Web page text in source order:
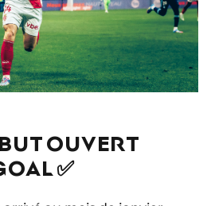
OUVERT
✅